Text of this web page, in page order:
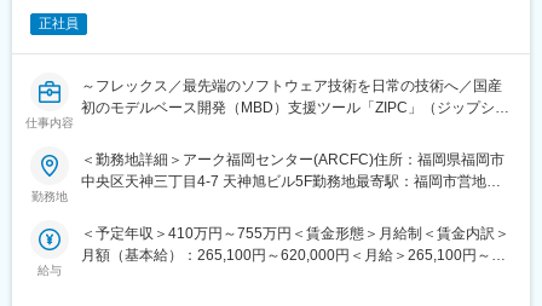
入れ、チームの開発力を引き上げたいと考えています。
また、世の中には実力があるにも関わらず、年功序列や立場の制
約で正当に報われていないエンジニアが少なくありません。
ブライソンでは、そうした人材が自らの力を発揮し、成果に応じ
て評価・報酬を得られる環境を用意しています。
変更の範囲：会社の定める業務
正社員
仕事内容
～フレックス／最先端のソフトウェア技術を日常の技術へ／国産
初のモデルベース開発（MBD）支援ツール「ZIPC」（ジップシ
完全土日祝休みのプライベートを大事にできる環境～
ェクトに参画します。
・顧客企業の開発プロセス効率化・品質向上に向け、開発環境や
勤務地
＜勤務地詳細＞アーク福岡センター(ARCFC)住所：福岡県福岡市
中央区天神三丁目4-7 天神旭ビル5F勤務地最寄駅：福岡市営地下
囲：会社の定める事業所
給与
＜予定年収＞410万円～755万円＜賃金形態＞月給制＜賃金内訳＞
月額（基本給）：265,100円～620,000円＜月給＞265,100円～